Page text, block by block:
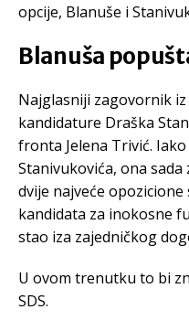
opcije, Blanuše i
Blanuša
Najglasniji zagovornik
kandidature Draška
fronta Jelena Trivić.
Stanivukovića, ona
dvije najveće
kandidata za inokosne
stao iza zajedničkog
U ovom trenutku to bi
SDS.